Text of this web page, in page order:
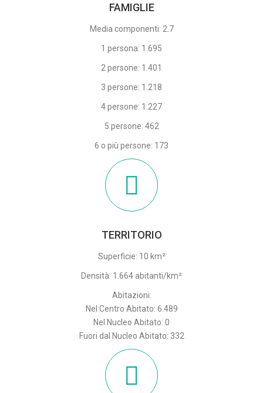
FAMIGLIE
Media componenti: 2.7
1 persona: 1.695
2 persone: 1.401
3 persone: 1.218
4 persone: 1.227
5 persone: 462
6 o più persone: 173
TERRITORIO
Superficie: 10 km²
Densità: 1.664 abitanti/km²
Abitazioni:
Nel Centro Abitato: 6.489
Nel Nucleo Abitato: 0
Fuori dal Nucleo Abitato: 332